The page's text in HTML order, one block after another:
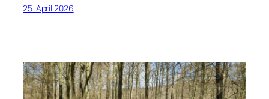
25. April 2026